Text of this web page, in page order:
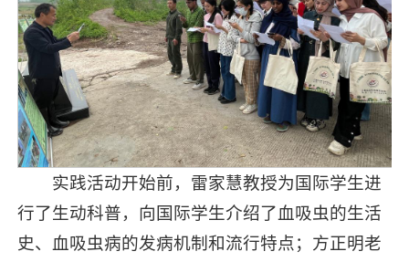
实践活动开始前，雷家慧教授为国际学生进
行了生动科普，向国际学生介绍了血吸虫的生活
史、血吸虫病的发病机制和流行特点；方正明老